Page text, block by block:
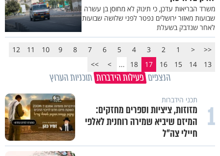
משרד הבריאות עדכן, כי תינוק לא מחוסן בן עשרה
שבועות מאזור ירושלים נפטר לפני שלושה שבועות
לאחר שנדבק בשעלת
<<
<
1
2
3
4
5
6
7
8
9
10
11
12
13
14
15
16
17
18
...
>
>>
הנצפים פעילות הידברות תוכניות הערוץ
1 תכני הידברות
מזוזות, ציציות וספרים מחזקים:
המיזם שיביא שמירה רוחנית לאלפי
חיילי צה"ל